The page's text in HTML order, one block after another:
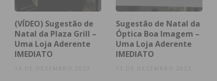
(VÍDEO) Sugestão de
Natal da Plaza Grill –
Uma Loja Aderente
IMEDIATO
14 DE DEZEMBRO 2023
Sugestão de Natal da
Óptica Boa Imagem –
Uma Loja Aderente
IMEDIATO